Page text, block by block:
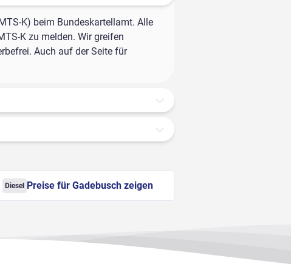
K) beim Bundeskartellamt. Alle
K zu melden. Wir greifen
Auch auf der Seite für
Diesel Preise für Gadebusch zeigen